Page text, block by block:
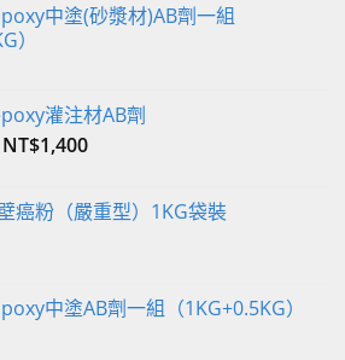
中塗(砂漿材)AB劑一組
）
灌注材AB劑
NT$1,400
癌粉（嚴重型）1KG袋裝
中塗AB劑一組（1KG+0.5KG）